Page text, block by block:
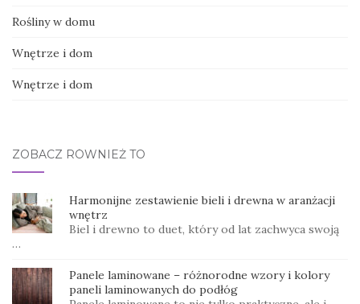
Rośliny w domu
Wnętrze i dom
Wnętrze i dom
ZOBACZ RÓWNIEŻ TO
Harmonijne zestawienie bieli i drewna w aranżacji
wnętrz
Biel i drewno to duet, który od lat zachwyca swoją
…
Panele laminowane – różnorodne wzory i kolory
paneli laminowanych do podłóg